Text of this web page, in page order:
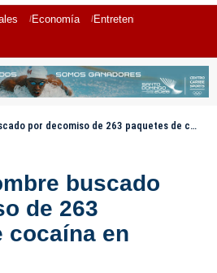
Economía Entretenimiento
decomiso de 263 paquetes de cocaína en Barahona
buscado
de 263
cocaína en